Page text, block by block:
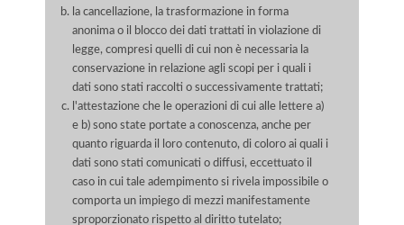
la cancellazione, la trasformazione in forma
anonima o il blocco dei dati trattati in violazione di
legge, compresi quelli di cui non è necessaria la
conservazione in relazione agli scopi per i quali i
dati sono stati raccolti o successivamente trattati;
l'attestazione che le operazioni di cui alle lettere a)
e b) sono state portate a conoscenza, anche per
quanto riguarda il loro contenuto, di coloro ai quali i
dati sono stati comunicati o diffusi, eccettuato il
caso in cui tale adempimento si rivela impossibile o
comporta un impiego di mezzi manifestamente
sproporzionato rispetto al diritto tutelato;